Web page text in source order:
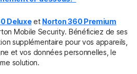
Deluxeet Norton 360 Premium
Mobile Security. Bénéficiez de ses
supplémentaire pour vos appareils,
et vos données personnelles, le
solution.